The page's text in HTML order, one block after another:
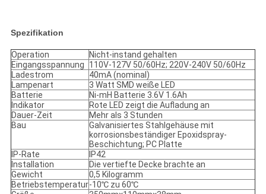
Spezifikation
Operation
Nicht-instand gehalten
Eingangsspannung
110V-127V 50/60Hz; 220V-240V 50/60Hz
Ladestrom
40mA (nominal)
Lampenart
3 Watt SMD weiße LED
Batterie
Ni-mH Batterie 3.6V 1.6Ah
Indikator
Rote LED zeigt die Aufladung an
Dauer-Zeit
Mehr als 3 Stunden
Bau
Galvanisiertes Stahlgehäuse mit
korrosionsbeständiger Epoxidspray-
Beschichtung; PC Platte
IP-Rate
IP42
Installation
Die vertiefte Decke brachte an
Gewicht
0,5 Kilogramm
Betriebstemperatur-10℃ zu 60℃